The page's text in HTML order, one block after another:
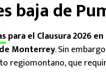
baja de
para el Clausura 2026
Monterrey. Sin
regiomontano, que